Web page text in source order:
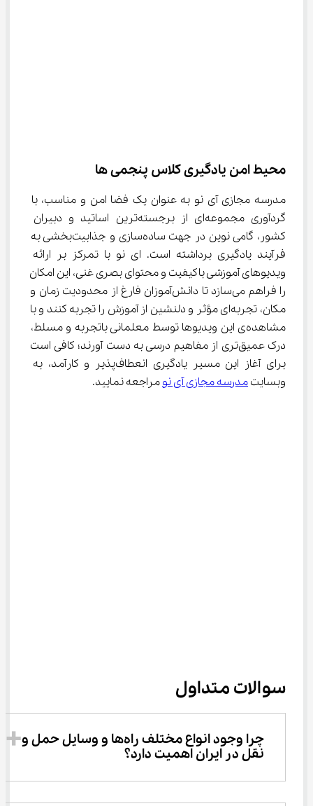
محیط امن یادگیری کلاس پنجمی ها
مدرسه مجازی آی نو به عنوان یک فضا امن و مناسب، با
گردآوری مجموعه‌ای از برجسته‌ترین اساتید و دبیران
کشور، گامی نوین در جهت ساده‌سازی و جذابیت‌بخشی به
فرآیند یادگیری برداشته است. ای نو با تمرکز بر ارائه
ویدیوهای آموزشی باکیفیت و محتوای بصری غنی، این امکان
را فراهم می‌سازد تا دانش‌آموزان فارغ از محدودیت زمان و
مکان، تجربه‌ای مؤثر و دلنشین از آموزش را تجربه کنند و با
مشاهده‌ی این ویدیوها توسط معلمانی باتجربه و مسلط،
درک عمیق‌تری از مفاهیم درسی به دست آورند؛ کافی است
برای آغاز این مسیر یادگیری انعطاف‌پذیر و کارآمد، به
وبسایت مدرسه مجازی آی نو مراجعه نمایید.
سوالات متداول
چرا وجود انواع مختلف راه‌ها و وسایل حمل و
نقل در ایران اهمیت دارد؟